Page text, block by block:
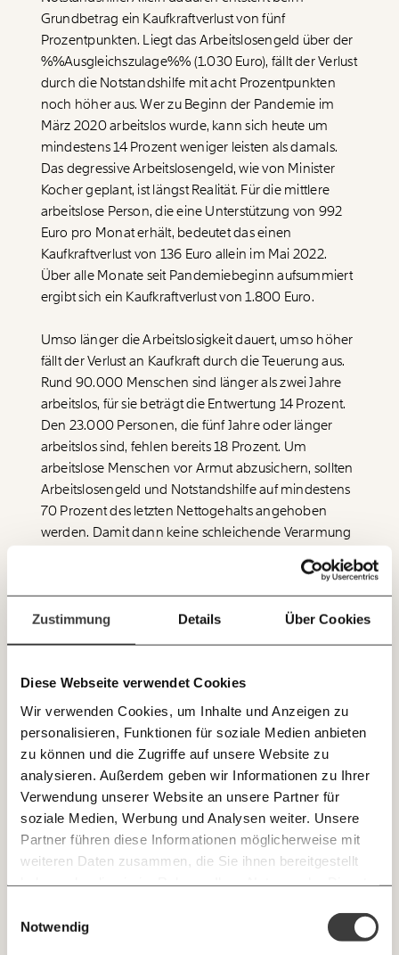
Zustimmung Details Über Cookies
Diese Webseite verwendet Cookies
Wir verwenden Cookies, um Inhalte und Anzeigen zu
personalisieren, Funktionen für soziale Medien anbieten
zu können und die Zugriffe auf unsere Website zu
analysieren. Außerdem geben wir Informationen zu Ihrer
Verwendung unserer Website an unsere Partner für
soziale Medien, Werbung und Analysen weiter. Unsere
Partner führen diese Informationen möglicherweise mit
weiteren Daten zusammen, die Sie ihnen bereitgestellt
Notwendig
JETZT
EINFACH
TEILEN.
E-Mail Whatsapp
Telegram Messenger
Veränderung
beginnt mit Dir!
WerdeFördermitgliedund wir können gemeinsam
unsere Wirtschaft so gestalten, dass sie für alle
funktioniert. Unsere Recherchen sind für alle frei im
Netz. Unabhängig und werbefrei. Und das wird auch
so bleiben. Kämpf’ mit uns für den Fortschritt und
unterstütze uns mit Deinem Mitgliedsbeitrag.
Du überweist lieber direkt?
Hier unsere IBAN: AT34 4300 0498 0007 6017
Fragen und Antworten.
Ich werde Fördermitglied* …
Immer auf dem
mit unseren gratis
E-Mail-Newslettern!
Newsletter des Momentum Instituts
Momentum Institut-Weekly:Ein Mal pro
GEMERKTE
INHALTE
Inhalte
Grundbetrag ein Kaufkraftverlust von fünf
Prozentpunkten. Liegt das Arbeitslosengeld über der
%%Ausgleichszulage%% (1.030 Euro), fällt der Verlust
durch die Notstandshilfe mit acht Prozentpunkten
noch höher aus. Wer zu Beginn der Pandemie im
März 2020 arbeitslos wurde, kann sich heute um
mindestens 14 Prozent weniger leisten als damals.
Das degressive Arbeitslosengeld, wie von Minister
Kocher geplant, ist längst Realität. Für die mittlere
arbeitslose Person, die eine Unterstützung von 992
Euro pro Monat erhält, bedeutet das einen
Kaufkraftverlust von 136 Euro allein im Mai 2022.
Über alle Monate seit Pandemiebeginn aufsummiert
ergibt sich ein Kaufkraftverlust von 1.800 Euro.
Umso länger die Arbeitslosigkeit dauert, umso höher
fällt der Verlust an Kaufkraft durch die Teuerung aus.
Rund 90.000 Menschen sind länger als zwei Jahre
arbeitslos, für sie beträgt die Entwertung 14 Prozent.
Den 23.000 Personen, die fünf Jahre oder länger
arbeitslos sind, fehlen bereits 18 Prozent. Um
arbeitslose Menschen vor Armut abzusichern, sollten
Arbeitslosengeld und Notstandshilfe auf mindestens
70 Prozent des letzten Nettogehalts angehoben
werden. Damit dann keine schleichende Verarmung
ebenfalls jährlich um die Inflationsrate erhöht
werden, so wie das die Bundesregierung für andere
Sozialleistungen ab 2023 ankündigt.
Besonders dramatisch fällt der Wertverlust für
Arbeitslose mit Kindern aus. Sie haben zusätzlich zum
Familienzuschlag von 0,97 Cent pro Kind und Tag.